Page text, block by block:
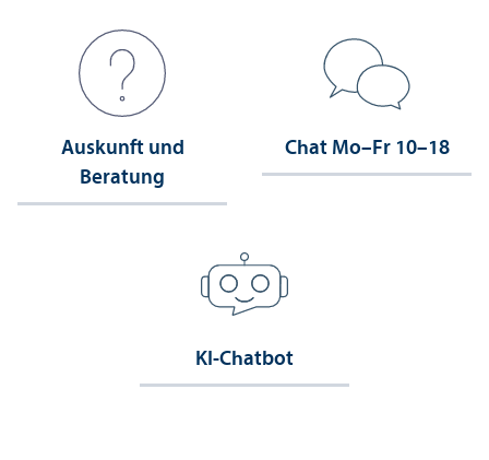
Auskunft und
Beratung
Chat Mo–Fr 10–18
KI-Chatbot